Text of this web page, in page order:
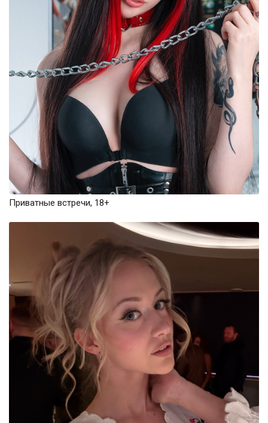
Приватные встречи, 18+